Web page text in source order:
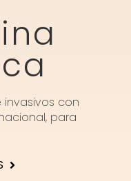
con
para